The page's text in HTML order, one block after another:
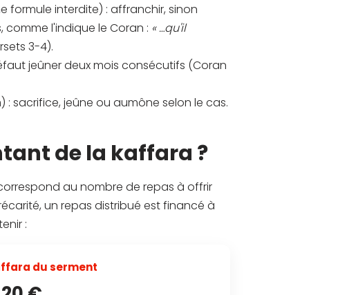
formule interdite) : affranchir, sinon
comme l'indique le Coran : « …qu'il
3-4).
jeûner deux mois consécutifs (Coran
sacrifice, jeûne ou aumône selon le cas.
de la kaffara ?
au nombre de repas à offrir
un repas distribué est financé à
:
du serment